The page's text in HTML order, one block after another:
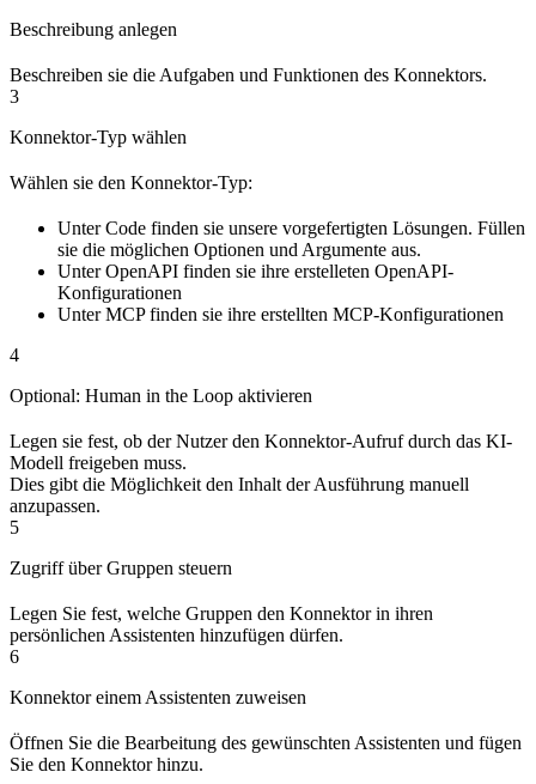
Beschreibung anlegen
Beschreiben sie die Aufgaben und Funktionen des Konnektors.
3
Konnektor-Typ wählen
Wählen sie den Konnektor-Typ:
Unter Code finden sie unsere vorgefertigten Lösungen. Füllen
sie die möglichen Optionen und Argumente aus.
Unter OpenAPI finden sie ihre erstelleten OpenAPI-
Konfigurationen
Unter MCP finden sie ihre erstellten MCP-Konfigurationen
4
Optional: Human in the Loop aktivieren
Legen sie fest, ob der Nutzer den Konnektor-Aufruf durch das KI-
Modell freigeben muss.
Dies gibt die Möglichkeit den Inhalt der Ausführung manuell
anzupassen.
5
Zugriff über Gruppen steuern
Legen Sie fest, welche Gruppen den Konnektor in ihren
persönlichen Assistenten hinzufügen dürfen.
6
Konnektor einem Assistenten zuweisen
Öffnen Sie die Bearbeitung des gewünschten Assistenten und fügen
Sie den Konnektor hinzu.